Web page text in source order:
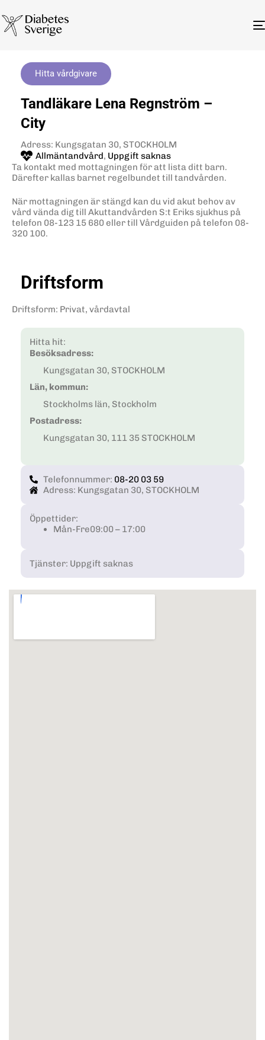
Hitta vårdgivare
Tandläkare Lena Regnström –
City
Adress: Kungsgatan 30, STOCKHOLM
Allmäntandvård, Uppgift saknas
Ta kontakt med mottagningen för att lista ditt barn.
Därefter kallas barnet regelbundet till tandvården.
När mottagningen är stängd kan du vid akut behov av
vård vända dig till Akuttandvården S:t Eriks sjukhus på
telefon 08-123 15 680 eller till Vårdguiden på telefon 08-
320 100.
Driftsform
Driftsform: Privat, vårdavtal
Hitta hit:
Besöksadress:
Kungsgatan 30, STOCKHOLM
Län, kommun:
Stockholms län, Stockholm
Postadress:
Kungsgatan 30, 111 35 STOCKHOLM
Telefonnummer: 08-20 03 59
Adress: Kungsgatan 30, STOCKHOLM
Öppettider:
Mån-Fre09:00 – 17:00
Tjänster: Uppgift saknas